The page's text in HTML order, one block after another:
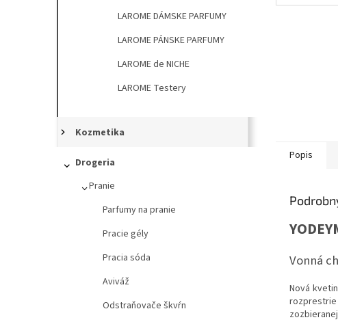
LAROME DÁMSKE PARFUMY
LAROME PÁNSKE PARFUMY
LAROME de NICHE
LAROME Testery
Kozmetika
Drogeria
Pranie
Parfumy na pranie
Pracie gély
Pracia sóda
Aviváž
Odstraňovače škvŕn
Popis
Vonná
Nová